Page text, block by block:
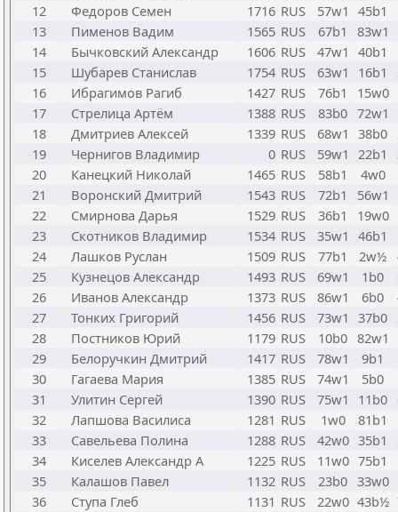
12
Федоров Семен 1716 RUS 57w1 45b1
13
Пименов Вадим 1565 RUS 67b1
83w1
14
Бычковский Александр 1606 RUS 47w1 40b1
15
Шубарев Станислав 1754 RUS 63w1 16b1
16
Ибрагимов Рагиб 1427 RUS 76b1
15w0
17
Стрелица Артём 1388 RUS 83b0 72w1
18
Дмитриев Алексей 1339 RUS 68w1 38b0
19
Чернигов Владимир 0 RUS 59w1 22b1
20
Канецкий Николай 1465 RUS 58b1
4w0
21
Воронский Дмитрий 1543 RUS 72b1
56w1
22
Смирнова Дарья 1529 RUS 36b1
19w0
23
Скотников Владимир 1534 RUS 35w1 46b1
24
Лашков Руслан 1509 RUS 77b1 2w½
25
Кузнецов Александр 1493 RUS 69w1 1b0
26
Иванов Александр 1373 RUS 86w1 6b0
27
Тонких Григорий 1456 RUS 73w1 37b0
28
Постников Юрий 1179 RUS 10b0 82w1
29
Белоручкин Дмитрий 1417 RUS 78w1
9b1
30
Гагаева Мария 1385 RUS 74w1 5b0
31
Улитин Сергей 1390 RUS 75w1 11b0
32
Лапшова Василиса 1281 RUS 1w0
81b1
33
Савельева Полина 1288 RUS 42w0 35b1
34
Киселев Александр А 1225 RUS 11w0 75b1
35
Калашов Павел 1132 RUS 23b0 33w0
36
Ступа Глеб 1131 RUS 22w0 43b½